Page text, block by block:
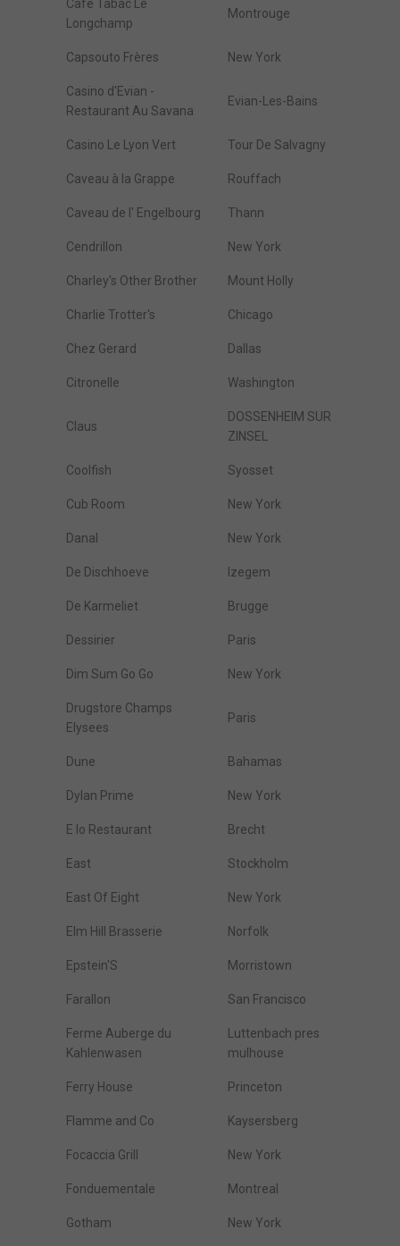
Cafe Tabac Le
Longchamp
Montrouge
Capsouto Frères New York
Casino d'Evian -
Restaurant Au Savana
Evian-Les-Bains
Casino Le Lyon Vert Tour De Salvagny
Caveau à la Grappe Rouffach
Caveau de l' Engelbourg Thann
Cendrillon New York
Charley's Other Brother Mount Holly
Charlie Trotter's Chicago
Chez Gerard Dallas
Citronelle Washington
Claus
DOSSENHEIM SUR
ZINSEL
Coolfish Syosset
Cub Room New York
Danal New York
De Dischhoeve Izegem
De Karmeliet Brugge
Dessirier Paris
Dim Sum Go Go New York
Drugstore Champs
Elysees
Paris
Dune Bahamas
Dylan Prime New York
E Io Restaurant Brecht
East Stockholm
East Of Eight New York
Elm Hill Brasserie Norfolk
Epstein'S Morristown
Farallon San Francisco
Ferme Auberge du
Kahlenwasen
Luttenbach pres
mulhouse
Ferry House Princeton
Flamme and Co Kaysersberg
Focaccia Grill New York
Fonduementale Montreal
Gotham New York